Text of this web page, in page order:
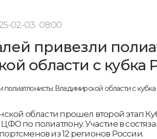
02-03 08:00
привезли
области с кубка
области прошел второй этап
по полиатлону. Участие в
из 12 регионов России.